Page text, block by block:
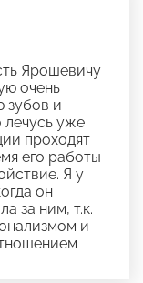
Ярошевичу
очень
зубов и
лечусь уже
проходят
его работы
Я у
он
за ним, т.к.
и